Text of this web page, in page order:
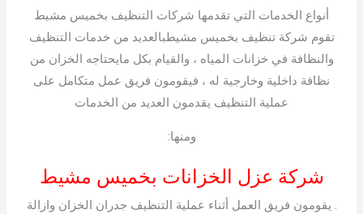
أنواع الخدمات التي تقدمها شركات التنظيف بخميس مشيط
تقوم شركة تنظيف بخميس مشيطبالعديد من خدمات التنظيف
والنظافة في خزانات المياه ، والقيام بكل مايحتاجه الخزان من
نظافة داخلية وخارجية له ، فيقومون فريق عمل متكامل على
عملية التنظيف يقدمون العديد من الخدمات
ومنها:
شركة عزل الخزانات بخميس مشيط
. يقومون فريق العمل أثناء عملية التنظيف جدران الخزان وازالة